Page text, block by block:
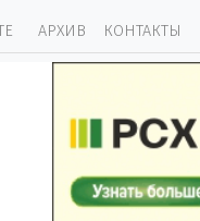
АРХИВ КОНТАКТЫ